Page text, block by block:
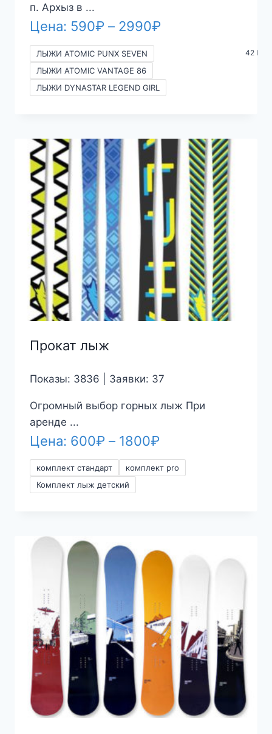
п. Архыз в ...
Цена: 590₽ – 2990₽Диапазон
ЛЫЖИ ATOMIC PUNX SEVEN
ЛЫЖИ ATOMIC VANTAGE 86
ЛЫЖИ DYNASTAR LEGEND GIRL
42
Прокат лыж
Показы: 3836 | Заявки: 37
Огромный выбор горных лыж При
аренде ...
Цена: 600₽ – 1800₽Диапазон
цен:
комплект стандарт
комплект pro
Комплект лыж детский